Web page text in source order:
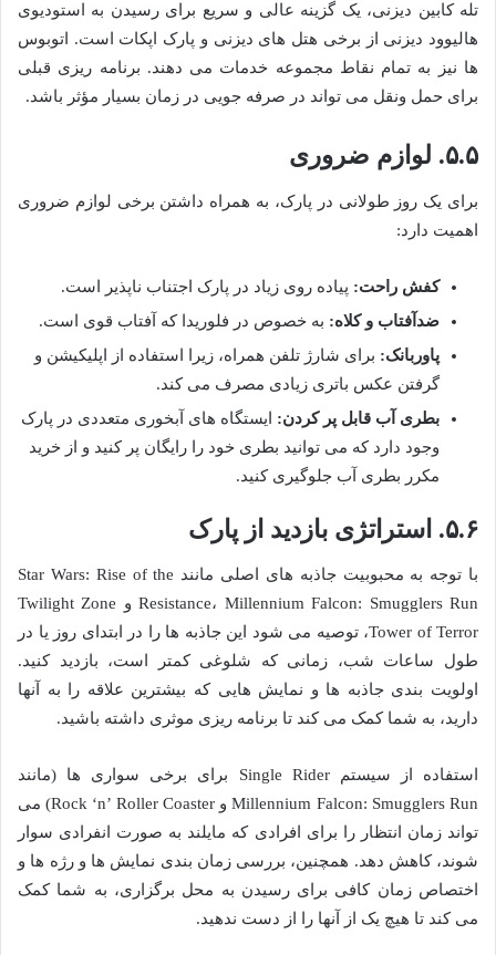
تله کابین دیزنی، یک گزینه عالی و سریع برای رسیدن به استودیوی
هالیوود دیزنی از برخی هتل های دیزنی و پارک اپکات است. اتوبوس
ها نیز به تمام نقاط مجموعه خدمات می دهند. برنامه ریزی قبلی
برای حمل ونقل می تواند در صرفه جویی در زمان بسیار مؤثر باشد.
۵.۵. لوازم ضروری
برای یک روز طولانی در پارک، به همراه داشتن برخی لوازم ضروری
اهمیت دارد:
کفش راحت: پیاده روی زیاد در پارک اجتناب ناپذیر است.
ضدآفتاب و کلاه: به خصوص در فلوریدا که آفتاب قوی است.
پاوربانک: برای شارژ تلفن همراه، زیرا استفاده از اپلیکیشن و
گرفتن عکس باتری زیادی مصرف می کند.
بطری آب قابل پر کردن: ایستگاه های آبخوری متعددی در پارک
وجود دارد که می توانید بطری خود را رایگان پر کنید و از خرید
مکرر بطری آب جلوگیری کنید.
۵.۶. استراتژی بازدید از پارک
با توجه به محبوبیت جاذبه های اصلی مانند Star Wars: Rise of the
Resistance، Millennium Falcon: Smugglers Run و Twilight Zone
Tower of Terror، توصیه می شود این جاذبه ها را در ابتدای روز یا در
طول ساعات شب، زمانی که شلوغی کمتر است، بازدید کنید.
اولویت بندی جاذبه ها و نمایش هایی که بیشترین علاقه را به آنها
دارید، به شما کمک می کند تا برنامه ریزی موثری داشته باشید.
استفاده از سیستم Single Rider برای برخی سواری ها (مانند
Millennium Falcon: Smugglers Run و Rock ‘n’ Roller Coaster) می
تواند زمان انتظار را برای افرادی که مایلند به صورت انفرادی سوار
شوند، کاهش دهد. همچنین، بررسی زمان بندی نمایش ها و رژه ها و
اختصاص زمان کافی برای رسیدن به محل برگزاری، به شما کمک
می کند تا هیچ یک از آنها را از دست ندهید.